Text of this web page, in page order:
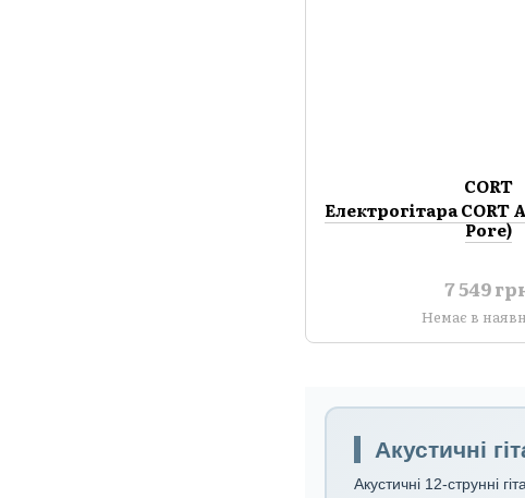
Акустичні
Акустичні 12-струнні
CORT
Електрогітара CORT
Pore)
7 549
Немає в